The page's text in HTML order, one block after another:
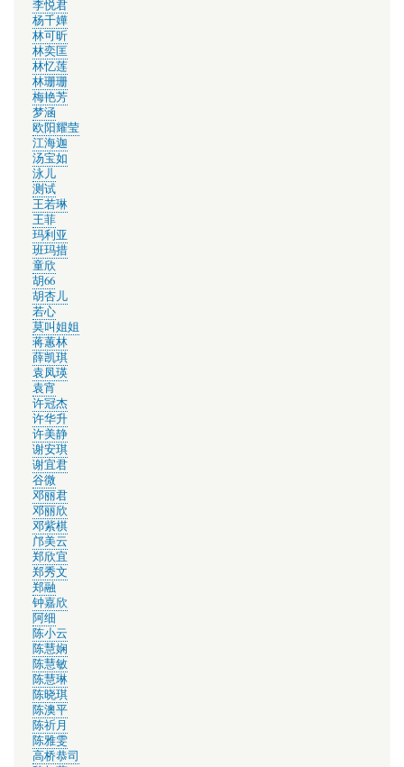
李悦君
杨千嬅
林可昕
林奕匡
林忆莲
林珊珊
梅艳芳
梦涵
欧阳耀莹
江海迦
汤宝如
泳儿
测试
王若琳
王菲
玛利亚
班玛措
童欣
胡66
胡杏儿
若心
莫叫姐姐
蒋蕙林
薛凯琪
袁凤瑛
袁宵
许冠杰
许华升
许美静
谢安琪
谢宜君
谷微
邓丽君
邓丽欣
邓紫棋
邝美云
郑欣宜
郑秀文
郑融
钟嘉欣
阿细
陈小云
陈慧娴
陈慧敏
陈慧琳
陈晓琪
陈澳平
陈祈月
陈雅雯
高桥恭司